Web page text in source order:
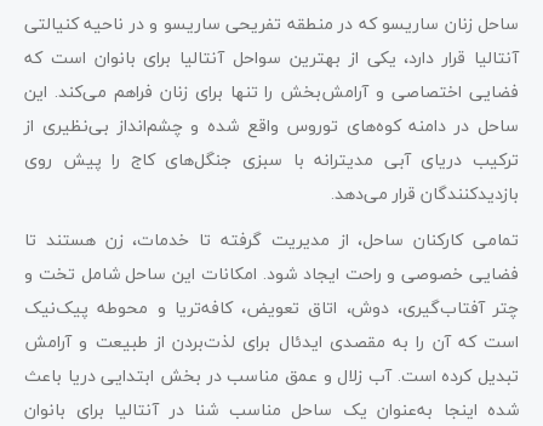
ساحل زنان ساریسو که در منطقه تفریحی ساریسو و در ناحیه کنیالتی
آنتالیا قرار دارد، یکی از بهترین سواحل آنتالیا برای بانوان است که
فضایی اختصاصی و آرامش‌بخش را تنها برای زنان فراهم می‌کند. این
ساحل در دامنه کوه‌های توروس واقع شده و چشم‌انداز بی‌نظیری از
ترکیب دریای آبی مدیترانه با سبزی جنگل‌های کاج را پیش روی
بازدیدکنندگان قرار می‌دهد.
تمامی کارکنان ساحل، از مدیریت گرفته تا خدمات، زن هستند تا
فضایی خصوصی و راحت ایجاد شود. امکانات این ساحل شامل تخت و
چتر آفتاب‌گیری، دوش، اتاق تعویض، کافه‌تریا و محوطه پیک‌نیک
است که آن را به مقصدی ایدئال برای لذت‌بردن از طبیعت و آرامش
تبدیل کرده است. آب زلال و عمق مناسب در بخش ابتدایی دریا باعث
شده اینجا به‌عنوان یک ساحل مناسب شنا در آنتالیا برای بانوان